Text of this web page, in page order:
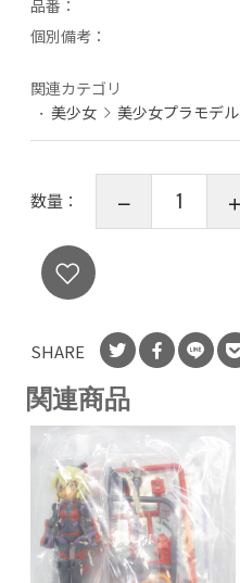
品番：
個別備考：
関連カテゴリ
美少女
美少女プラモデル
数量：
SHARE
関連商品